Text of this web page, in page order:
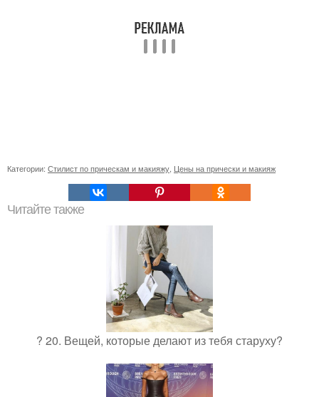
Категории: Стилист по прическам и макияжу Цены на прически и макияж
Читайте также
? 20. Вещей, которые делают из тебя старуху?